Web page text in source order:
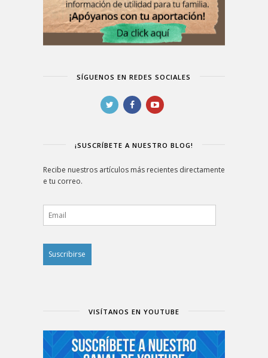
SÍGUENOS EN REDES SOCIALES
¡SUSCRÍBETE A NUESTRO BLOG!
Recibe nuestros artículos más recientes directamente
e tu correo.
VISÍTANOS EN YOUTUBE